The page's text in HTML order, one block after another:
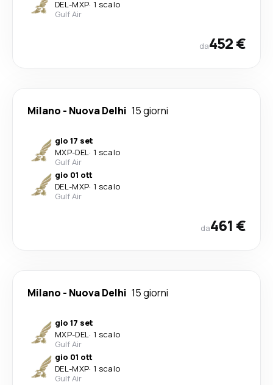
DEL-MXP· 1 scalo
Gulf Air
da452 €
Milano - Nuova Delhi 15 giorni
gio 17 set
MXP-DEL· 1 scalo
Gulf Air
gio 01 ott
DEL-MXP· 1 scalo
Gulf Air
da461 €
Milano - Nuova Delhi 15 giorni
gio 17 set
MXP-DEL· 1 scalo
Gulf Air
gio 01 ott
DEL-MXP· 1 scalo
Gulf Air